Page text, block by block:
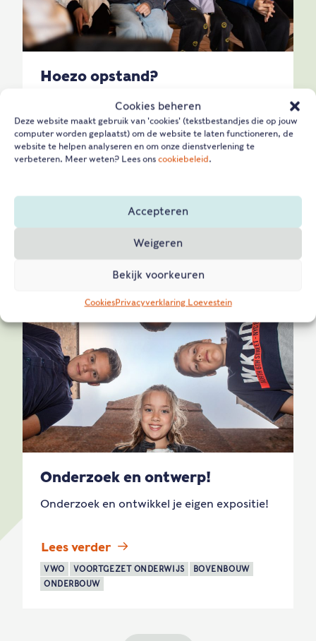
Cookies beheren
Deze website maakt gebruik van 'cookies' (tekstbestandjes die op jouw
computer worden geplaatst) om de website te laten functioneren, de
website te helpen analyseren en om onze dienstverlening te
verbeteren. Meer weten? Lees ons cookiebeleid.
Accepteren
Weigeren
Bekijk voorkeuren
CookiesPrivacyverklaring Loevestein
Hoezo opstand?
Wat gebeurde er tijdens de reformatie en
de opstand in Nederland, tussen 1500 en
1600? Ontdek het in spelvorm.
VMBO
VOORTGEZET ONDERWIJS
Onderzoek en ontwerp!
Onderzoek en ontwikkel je eigen expositie!
Lees verder
VWO VOORTGEZET ONDERWIJS
BOVENBOUW
ONDERBOUW